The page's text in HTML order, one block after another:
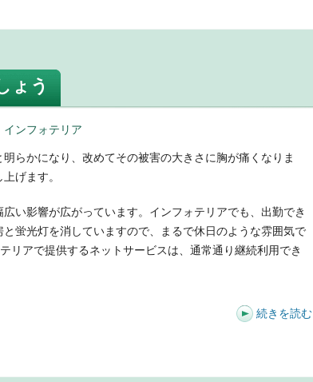
ょう
インフォテリア
らかになり、改めてその被害の大きさに胸が痛くなりま
げます。
い影響が広がっています。インフォテリアでも、出勤でき
蛍光灯を消していますので、まるで休日のような雰囲気で
リアで提供するネットサービスは、通常通り継続利用でき
続きを読む